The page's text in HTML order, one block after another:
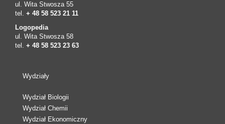
ul. Wita Stwosza 55
tel. + 48 58 523 21 11
Logopedia
ul. Wita Stwosza 58
tel. + 48 58 523 23 63
Wydziały
Wydział Biologii
Wydział Chemii
Wydział Ekonomiczny